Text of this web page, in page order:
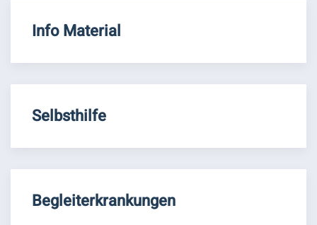
Info Material
Selbsthilfe
Begleiterkrankungen